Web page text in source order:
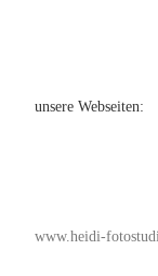
unsere Webseiten:
www.heidi-